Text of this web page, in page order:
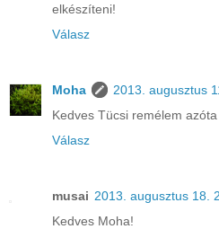
elkészíteni!
Válasz
Moha
2013. augusztus
Kedves Tücsi remélem
Válasz
musai 2013. augusztus 18.
Kedves Moha!